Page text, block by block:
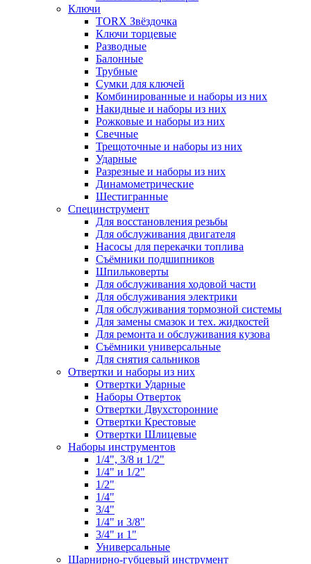
Ключи
TORX Звёздочка
Ключи торцевые
Разводные
Балонные
Трубные
Сумки для ключей
Комбинированные и наборы из них
Накидные и наборы из них
Рожковые и наборы из них
Свечные
Трещоточные и наборы из них
Ударные
Разрезные и наборы из них
Динамометрические
Шестигранные
Специнструмент
Для восстановления резьбы
Для обслуживания двигателя
Насосы для перекачки топлива
Съёмники подшипников
Шпильковерты
Для обслуживания ходовой части
Для обслуживания электрики
Для обслуживания тормозной системы
Для замены смазок и тех. жидкостей
Для ремонта и обслуживания кузова
Съёмники универсальные
Для снятия сальников
Отвертки и наборы из них
Отвертки Ударные
Наборы Отверток
Отвертки Двухсторонние
Отвертки Крестовые
Отвертки Шлицевые
Наборы инструментов
1/4", 3/8 и 1/2"
1/4" и 1/2"
1/2"
1/4"
3/4"
1/4" и 3/8"
3/4" и 1"
Универсальные
Шарнирно-губцевый инструмент